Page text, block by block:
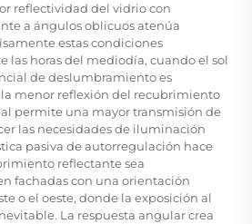
reflectividad del vidrio con
a ángulos oblicuos atenúa
estas condiciones
las horas del mediodía, cuando el sol
de deslumbramiento es
menor reflexión del recubrimiento
permite una mayor transmisión de
las necesidades de iluminación
pasiva de autorregulación hace
reflectante sea
fachadas con una orientación
o el oeste, donde la exposición al
La respuesta angular crea